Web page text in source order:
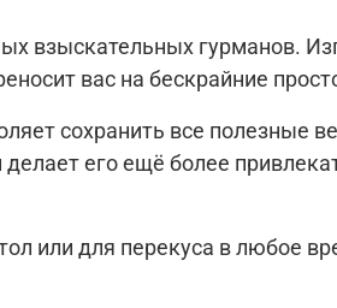
взыскательных гурманов.
вас на бескрайние
сохранить все полезные
делает его ещё более
или для перекуса в любое